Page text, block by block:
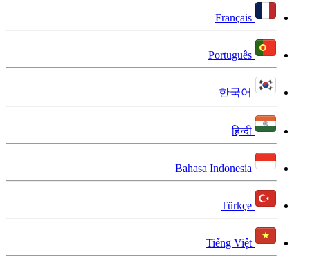
Français
Português
한국어
हिन्दी
Bahasa Indonesia
Türkçe
Tiếng Việt